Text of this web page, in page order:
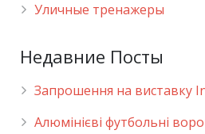
Уличные тренажеры
Недавние Посты
Запрошення на виставку
Алюмінієві футбольні